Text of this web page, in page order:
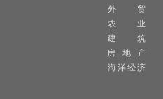
外 贸
农 业
建 筑
房 地 产
海洋经济